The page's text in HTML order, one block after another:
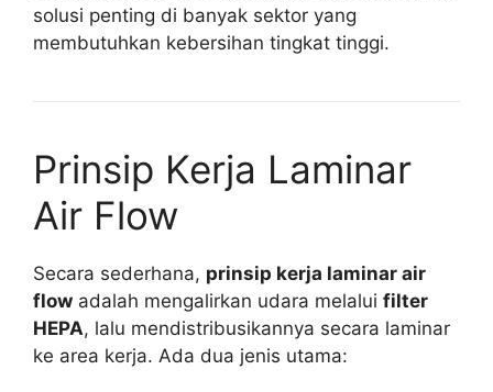
solusi penting di banyak sektor yang
membutuhkan kebersihan tingkat tinggi.
Prinsip Kerja Laminar
Air Flow
Secara sederhana, prinsip kerja laminar air
flow adalah mengalirkan udara melalui filter
HEPA, lalu mendistribusikannya secara laminar
ke area kerja. Ada dua jenis utama: